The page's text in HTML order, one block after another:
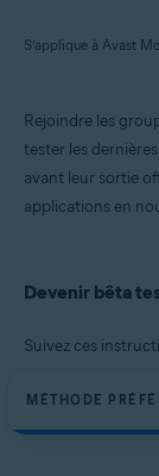
VPN Avast
Avast Cleanup
Rejoindre les
tester les
avant leur sortie
applications en
Devenir bêta
Suivez ces
MÉTHODE